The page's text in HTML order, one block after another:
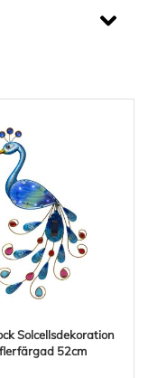
Solcellsdekoration
flerfärgad 52cm